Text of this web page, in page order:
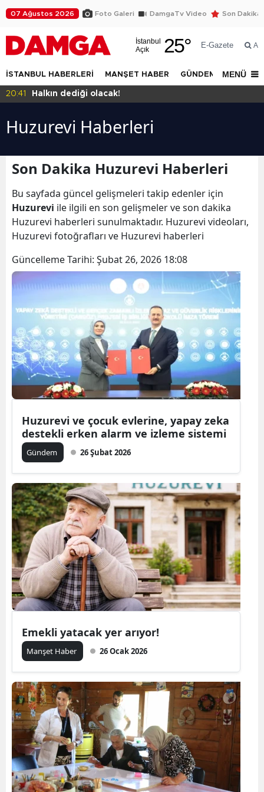
07 Ağustos 2026 Foto Galeri DamgaTv Video Son Dakika
İstanbul
Açık
25° E-Gazete Ara
İSTANBUL HABERLERİ MANŞET HABER GÜNDEM DÜNYA
MENÜ
20:41 Halkın dediği olacak!
Huzurevi Haberleri
Son Dakika Huzurevi Haberleri
Bu sayfada güncel gelişmeleri takip edenler için
Huzurevi ile ilgili en son gelişmeler ve son dakika
Huzurevi haberleri sunulmaktadır. Huzurevi videoları,
Huzurevi fotoğrafları ve Huzurevi haberleri
Güncelleme Tarihi: Şubat 26, 2026 18:08
Huzurevi ve çocuk evlerine, yapay zeka
destekli erken alarm ve izleme sistemi
Gündem 26 Şubat 2026
Emekli yatacak yer arıyor!
Manşet Haber 26 Ocak 2026